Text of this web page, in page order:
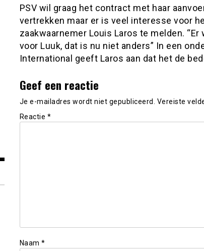
PSV wil graag het contract met haar
vertrekken maar er is veel interesse voor
zaakwaarnemer Louis Laros te melden.
voor Luuk, dat is nu niet anders” In een
International geeft Laros aan dat het de
Geef een reactie
Je e-mailadres wordt niet gepubliceerd. Vereiste
Reactie *
Naam *